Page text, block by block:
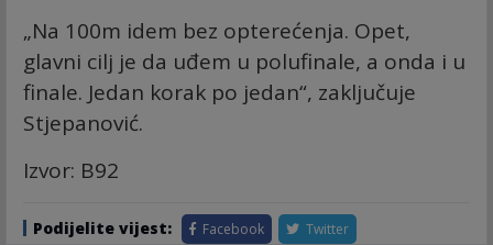
„Na 100m idem bez opterećenja. Opet,
glavni cilj je da uđem u polufinale, a onda i u
finale. Jedan korak po jedan“, zaključuje
Stjepanović.
Izvor: B92
Podijelite vijest: Facebook Twitter